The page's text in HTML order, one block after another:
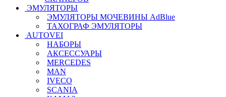
ЭМУЛЯТОРЫ
ЭМУЛЯТОРЫ МОЧЕВИНЫ АdBlue
ТАХОГРАФ ЭМУЛЯТОРЫ
AUTOVEI
НАБОРЫ
АКСЕССУАРЫ
MERCEDES
MAN
IVECO
SCANIA